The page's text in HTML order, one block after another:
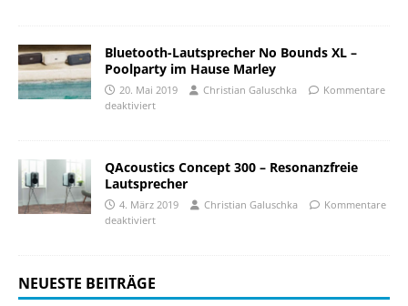
Bluetooth-Lautsprecher No Bounds XL –
Poolparty im Hause Marley
20. Mai 2019 Christian Galuschka
Kommentare
deaktiviert
QAcoustics Concept 300 – Resonanzfreie
Lautsprecher
4. März 2019 Christian Galuschka
Kommentare
deaktiviert
NEUESTE BEITRÄGE